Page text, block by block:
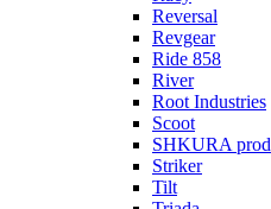
Reversal
Revgear
Ride 858
River
Root Industries
Scoot
SHKURA рrоd
Striker
Tilt